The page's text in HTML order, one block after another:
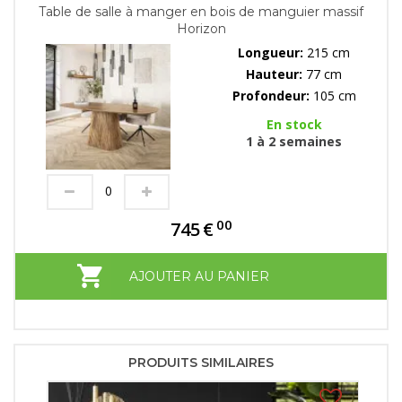
Table de salle à manger en bois de manguier massif
Horizon
Longueur: 215 cm
Hauteur: 77 cm
Profondeur: 105 cm
En stock
1 à 2 semaines
745€ 00
AJOUTER AU PANIER
PRODUITS SIMILAIRES